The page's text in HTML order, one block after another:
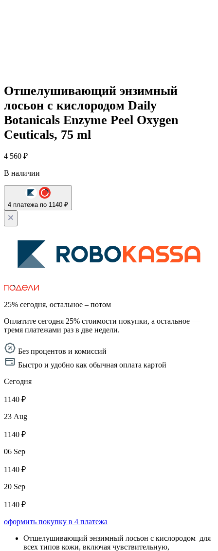
Отшелушивающий энзимный
лосьон с кислородом Daily
Botanicals Enzyme Peel Oxygen
Ceuticals, 75 ml
4 560 ₽
В наличии
4 платежа по 1140 ₽
25% сегодня, остальное – потом
Оплатите сегодня 25% стоимости покупки, а остальное —
тремя платежами раз в две недели.
Без процентов и комиссий
Быстро и удобно как обычная оплата картой
Сегодня
1140 ₽
23 Aug
1140 ₽
06 Sep
1140 ₽
20 Sep
1140 ₽
оформить покупку в 4 платежа
Отшелушивающий энзимный лосьон с кислородом для
всех типов кожи, включая чувствительную,